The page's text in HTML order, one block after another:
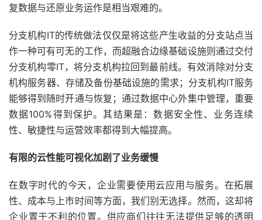
复数据与还原业务运作是相当艰难的。
分支机构IT的传统做法仅仅是将这些产生收益的分支站点当
作一种可有可无的工作，而超融合边缘基础设施则通过交付
分支机构零IT，将分支机构拉回到最前线。有效消除对分支
机构服务器、存储及备份基础设施的需求；分支机构IT服务
能够得到随时开通与恢复；通过数据中心外集中管理，重要
数据100%得到保护。其结果是：数据安全性、业务连续
性、敏捷性与运营效率都得到大幅提高。
有限的云性能可视化加剧了业务缓慢
在数字时代的今天，企业需要使用云应用与服务。在拓展
性、成本与上市时间等方面，我们别无选择。然而，这却将
企业置于不利的位置。供应商们往往无法提供足够的透明